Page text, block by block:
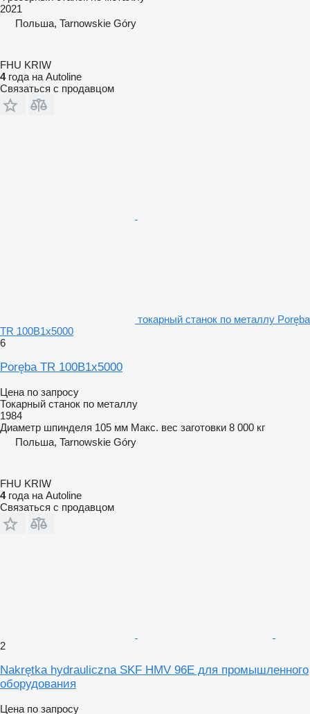
2021
Польша, Tarnowskie Góry
FHU KRIW
4года на Autoline
Связаться с продавцом
токарный станок по металлу Poręba
TR 100B1x5000
6
Poręba TR 100B1x5000
Цена по запросу
Токарный станок по металлу
1984
Диаметр шпинделя 105 мм Макс. вес заготовки 8 000 кг
Польша, Tarnowskie Góry
FHU KRIW
4года на Autoline
Связаться с продавцом
2
Nakrętka hydrauliczna SKF HMV 96E для промышленного
оборудования
Цена по запросу